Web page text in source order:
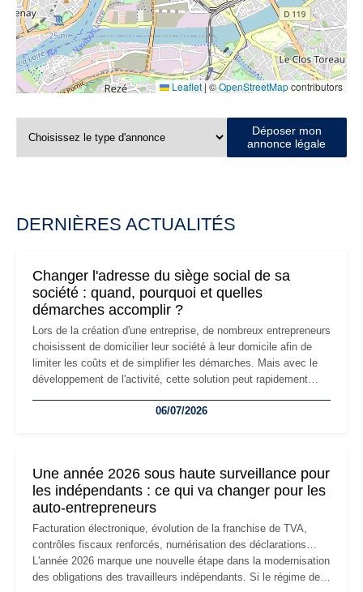
Leaflet|©OpenStreetMapcontributors
Déposer mon
annonce légale
DERNIÈRES ACTUALITÉS
Changer l'adresse du siège social de sa
société : quand, pourquoi et quelles
démarches accomplir ?
Lors de la création d'une entreprise, de nombreux entrepreneurs
choisissent de domicilier leur société à leur domicile afin de
limiter les coûts et de simplifier les démarches. Mais avec le
développement de l'activité, cette solution peut rapidement
professionnels, recrutement, image de marque… Le
06/07/2026
Une année 2026 sous haute surveillance pour
les indépendants : ce qui va changer pour les
auto-entrepreneurs
Facturation électronique, évolution de la franchise de TVA,
contrôles fiscaux renforcés, numérisation des déclarations…
L'année 2026 marque une nouvelle étape dans la modernisation
des obligations des travailleurs indépendants. Si le régime de